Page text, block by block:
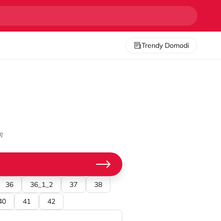
Trendy Domodi
36 36_1_2 37
38
41 42